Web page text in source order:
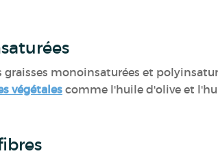
monoinsaturées et
végétalescomme l'huile d'olive et